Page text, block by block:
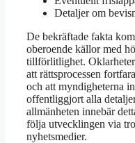
Detaljer om
De bekräftade fakta
oberoende källor med
tillförlitlighet.
att rättsprocessen
och att myndigheterna
offentliggjort alla
allmänheten innebär
följa utvecklingen via
nyhetsmedier.